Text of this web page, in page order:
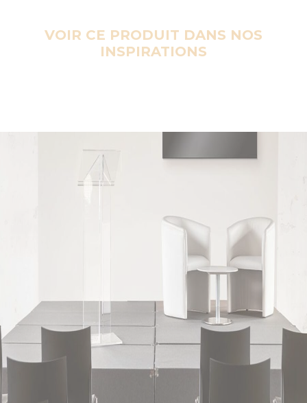
VOIR CE PRODUIT DANS NOS
INSPIRATIONS